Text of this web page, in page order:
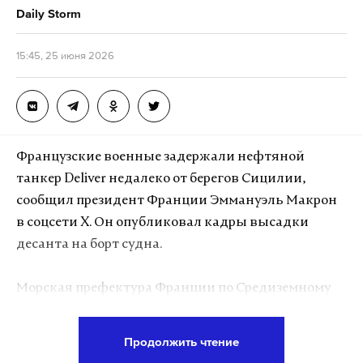
граждан РФ нет.
работает там, где тормозит интернет.
А еще мы есть вTelegram
Макс Telegram
Дзен VK
# венесуэла #землетрясение
Daily Storm
15:45, 25 июня 2026
Французские военные задержали нефтяной
танкер Deliver недалеко от берегов Сицилии,
сообщил президент Франции Эммануэль Макрон
в соцсети X. Он опубликовал кадры высадки
десанта на борт судна.
Морская префектура Франции по Средиземному
Продолжить чтение